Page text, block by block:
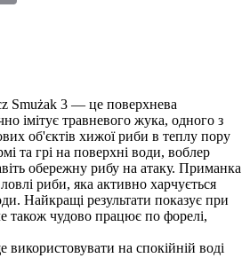
Smużak 3 — це поверхнева
імітує травневого жука, одного з
об'єктів хижої риби в теплу пору
та грі на поверхні води, воблер
обережну рибу на атаку. Приманка
риби, яка активно харчується
Найкращі результати показує при
також чудово працює по форелі,
використовувати на спокійній воді